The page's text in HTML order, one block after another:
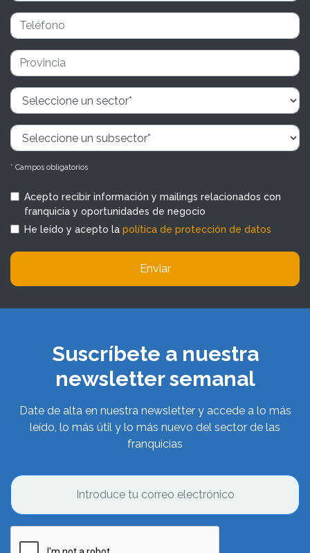
* Campos obligatorios
Acepto recibir información y mailings relacionados con
franquicia y oportunidades de negocio
He leído y acepto la política de protección de datos
Enviar
Suscríbete a nuestra
newsletter semanal
Date de alta en nuestra newsletter y accede a lo más
leído, lo más útil y lo más nuevo del sector de las
franquicias